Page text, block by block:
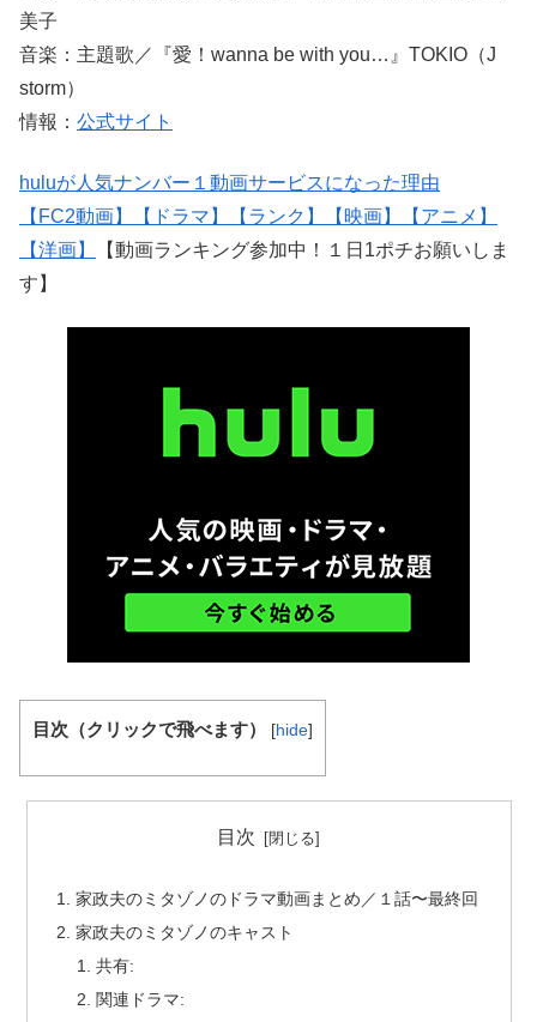
美子
音楽：主題歌／『愛！wanna be with you…』TOKIO（J
storm）
情報： 公式サイト
huluが人気ナンバー１動画サービスになった理由
【FC2動画】
【ドラマ】 【ランク】 【映画】
【アニメ】
【洋画】
【動画ランキング参加中！１日1ポチお願いしま
す】
目次（クリックで飛べます） [hide]
目次
家政夫のミタゾノのドラマ動画まとめ／１話〜最終回
家政夫のミタゾノのキャスト
共有:
関連ドラマ: